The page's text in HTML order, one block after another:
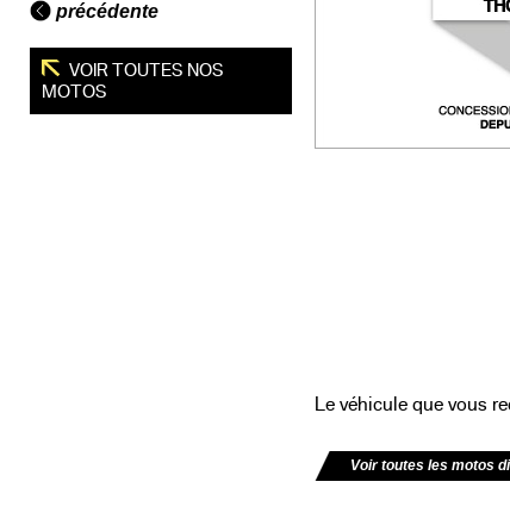
précédente
VOIR TOUTES NOS
MOTOS
Le véhicule que vous
Voir toutes les motos